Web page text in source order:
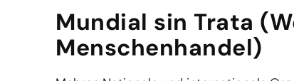
Mundial sin Trata
Menschenhandel)